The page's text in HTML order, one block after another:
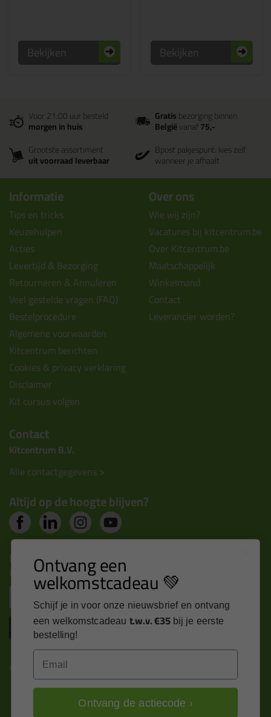
Bekijken Bekijken
Voor 21:00 uur besteld
morgen in huis
Gratisbezorging binnen
Belgiëvanaf75,-
Grootste assortiment
uit voorraad leverbaar
Bpost pakjespunt: kies zelf
wanneer je afhaalt
Informatie
Tips en tricks
Keuzehulpen
Acties
Levertijd & Bezorging
Retourneren & Annuleren
Veel gestelde vragen (FAQ)
Bestelprocedure
Algemene voorwaarden
Kitcentrum berichten
Cookies & privacy verklaring
Disclaimer
Kit cursus volgen
Over ons
Wie wij zijn?
Vacatures bij kitcentrum.be
Over Kitcentrum.be
Maatschappelijk
Winkelmand
Contact
Leverancier worden?
Contact
Kitcentrum B.V.
Alle contactgegevens >
Altijd op de hoogte blijven?
Nieuws, tips en exclusieve deals rechtstreeks in je
inbox
Inschrijven
Kitcentrum is trots op:
Ontvang een
welkomstcadeau 💚
Schijf je in voor onze nieuwsbrief en ontvang
een welkomstcadeau t.w.v. €35 bij je eerste
bestelling!
Email
Ontvang de actiecode ›